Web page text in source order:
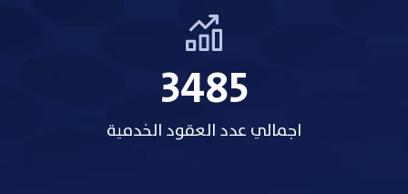
3485
اجمالي عدد العقود الخدمية